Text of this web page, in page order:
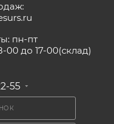
пн-пт
00 до 17-00(склад)
55